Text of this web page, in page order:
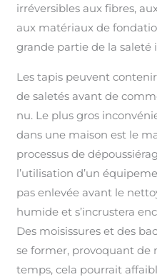
irréversibles aux fibres,
aux matériaux de
grande partie de la saleté
Les tapis peuvent
de saletés avant de
nu. Le plus gros
dans une maison est le
processus de
l’utilisation d’un
pas enlevée avant le
humide et s’incrustera
Des moisissures et des
se former, provoquant de
temps, cela pourrait